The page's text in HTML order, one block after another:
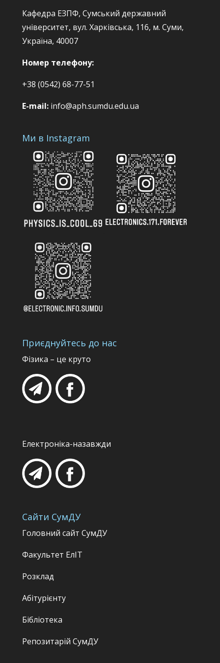
Кафедра ЕЗПФ, Сумський державний
університет, вул. Харківська, 116, м. Суми,
Україна, 40007
Номер телефону:
+38 (0542) 68-77-51
E-mail:info@aph.sumdu.edu.ua
Ми в Instagram
Приєднуйтесь до нас
Фізика – це круто
Електроніка-назавжди
Сайти СумДУ
Головний сайт СумДУ
Факультет ЕлІТ
Розклад
Абітурієнту
Бібліотека
Репозитарій СумДУ